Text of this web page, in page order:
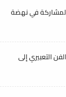
في نهضة
التعبيري إلى